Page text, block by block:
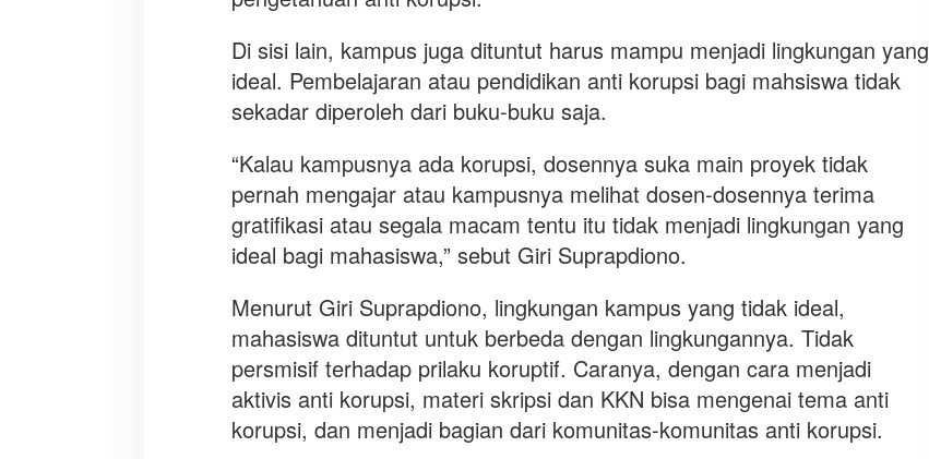
Di sisi lain, kampus juga dituntut harus mampu menjadi lingkungan yang
ideal. Pembelajaran atau pendidikan anti korupsi bagi mahsiswa tidak
sekadar diperoleh dari buku-buku saja.
“Kalau kampusnya ada korupsi, dosennya suka main proyek tidak
pernah mengajar atau kampusnya melihat dosen-dosennya terima
gratifikasi atau segala macam tentu itu tidak menjadi lingkungan yang
ideal bagi mahasiswa,” sebut Giri Suprapdiono.
Menurut Giri Suprapdiono, lingkungan kampus yang tidak ideal,
mahasiswa dituntut untuk berbeda dengan lingkungannya. Tidak
persmisif terhadap prilaku koruptif. Caranya, dengan cara menjadi
aktivis anti korupsi, materi skripsi dan KKN bisa mengenai tema anti
korupsi, dan menjadi bagian dari komunitas-komunitas anti korupsi.